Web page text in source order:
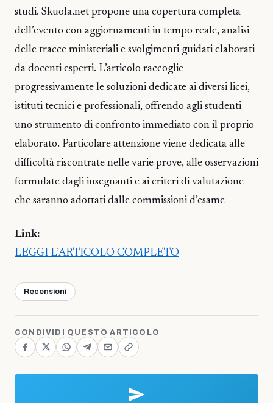
studi. Skuola.net propone una copertura completa
dell’evento con aggiornamenti in tempo reale, analisi
delle tracce ministeriali e svolgimenti guidati elaborati
da docenti esperti. L’articolo raccoglie
progressivamente le soluzioni dedicate ai diversi licei,
istituti tecnici e professionali, offrendo agli studenti
uno strumento di confronto immediato con il proprio
elaborato. Particolare attenzione viene dedicata alle
difficoltà riscontrate nelle varie prove, alle osservazioni
formulate dagli insegnanti e ai criteri di valutazione
che saranno adottati dalle commissioni d’esame
Link:
LEGGI L’ARTICOLO COMPLETO
Recensioni
CONDIVIDI QUESTO ARTICOLO